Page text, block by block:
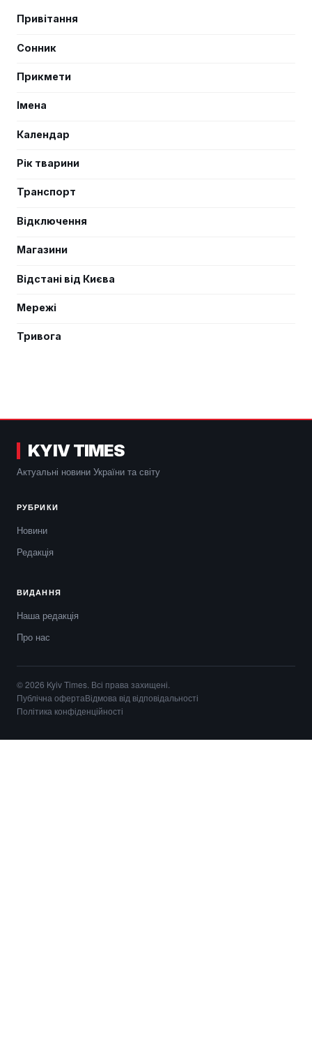
Привітання
Сонник
Прикмети
Імена
Календар
Рік тварини
Транспорт
Відключення
Магазини
Відстані від Києва
Мережі
Тривога
KYIV TIMES
Актуальні новини України та світу
РУБРИКИ
Новини
Редакція
ВИДАННЯ
Наша редакція
Про нас
© 2026 Kyiv Times. Всі права захищені.
Публічна офертаВідмова від відповідальності
Політика конфіденційності